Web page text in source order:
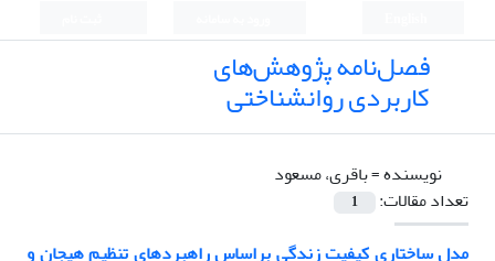
فصل‌نامه پژوهش‌های
کاربردی روانشناختی
نویسنده =باقری، مسعود
تعداد مقالات:
1
مدل ساختاری کیفیت زندگی براساس راهبردهای تنظیم هیجان و